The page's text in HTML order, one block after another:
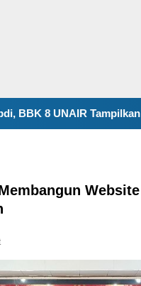
Capaian Program Kerja